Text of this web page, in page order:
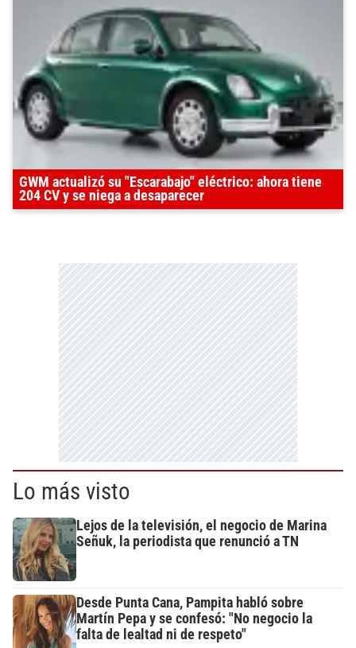
GWM actualizó su "Escarabajo" eléctrico: ahora tiene
204 CV y se niega a desaparecer
Lo más visto
Lejos de la televisión, el negocio de Marina
Señuk, la periodista que renunció a TN
Desde Punta Cana, Pampita habló sobre
Martín Pepa y se confesó: "No negocio la
falta de lealtad ni de respeto"